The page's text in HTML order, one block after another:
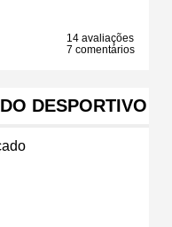
14 avaliações
7 comentários
DESPORTIVO